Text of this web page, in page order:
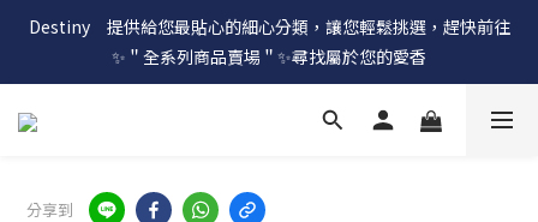
Destiny　提供給您最貼心的細心分類，讓您輕鬆挑選，趕快前往
✨＂全系列商品賣場＂✨尋找屬於您的愛香
分享到